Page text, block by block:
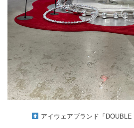
アイウェアブランド「DOUBLE